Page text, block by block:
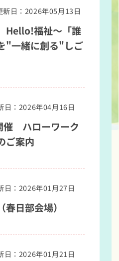
新日：2026年05月13日
Hello!福祉～「誰
"一緒に創る"しご
日：2026年04月16日
催 ハローワーク
ご案内
日：2026年01月27日
日部会場）
日：2026年01月21日